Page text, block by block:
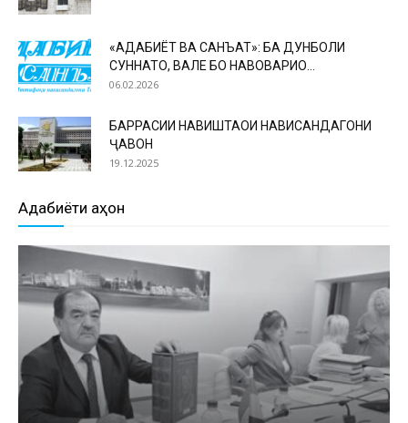
«АДАБИЁТ ВА САНЪАТ»: БА ДУНБОЛИ
СУННАТҲО, ВАЛЕ БО НАВОВАРИҲО…
06.02.2026
БАРРАСИИ НАВИШТАҲОИ НАВИСАНДАГОНИ
ҶАВОН
19.12.2025
Адабиёти ҷаҳон